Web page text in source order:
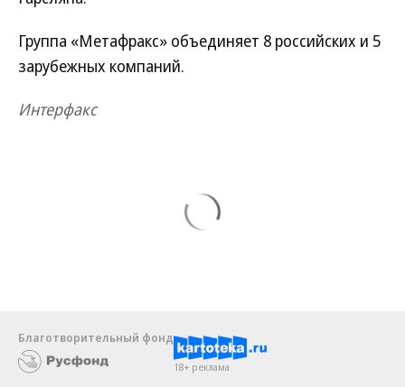
Группа «Метафракс» объединяет 8 российских и 5
зарубежных компаний.
Интерфакс
Благотворительный фонд
18+ реклама